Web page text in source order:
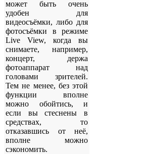
может быть очень
удобен для
видеосъёмки, либо для
фотосъёмки в режиме
Live View, когда вы
снимаете, например,
концерт, держа
фотоаппарат над
головами зрителей.
Тем не менее, без этой
функции вполне
можно обойтись, и
если вы стеснены в
средствах, то
отказавшись от неё,
вполне можно
сэкономить.